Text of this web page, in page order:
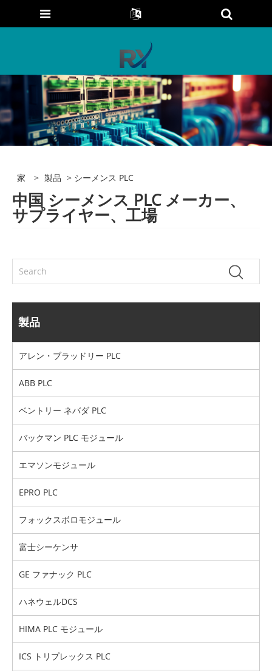
家 > 製品 > シーメンス PLC
中国 シーメンス PLC メーカー、
サプライヤー、工場
製品
アレン・ブラッドリー PLC
ABB PLC
ベントリー ネバダ PLC
バックマン PLC モジュール
エマソンモジュール
EPRO PLC
フォックスボロモジュール
富士シーケンサ
GE ファナック PLC
ハネウェルDCS
HIMA PLC モジュール
ICS トリプレックス PLC